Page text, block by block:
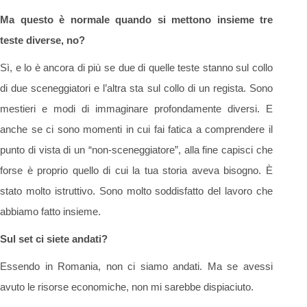
Ma questo è normale quando si mettono insieme tre
teste diverse, no?
Sì, e lo è ancora di più se due di quelle teste stanno sul collo
di due sceneggiatori e l’altra sta sul collo di un regista. Sono
mestieri e modi di immaginare profondamente diversi. E
anche se ci sono momenti in cui fai fatica a comprendere il
punto di vista di un “non-sceneggiatore”, alla fine capisci che
forse è proprio quello di cui la tua storia aveva bisogno. È
stato molto istruttivo. Sono molto soddisfatto del lavoro che
abbiamo fatto insieme.
Sul set ci siete andati?
Essendo in Romania, non ci siamo andati. Ma se avessi
avuto le risorse economiche, non mi sarebbe dispiaciuto.